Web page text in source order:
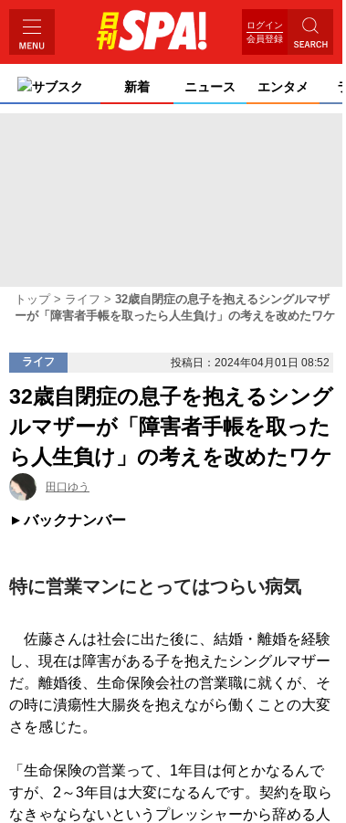
ログイン
会員登録
サブスク 新着 ニュース エンタメ
トップ ライフ
32歳自閉症の息子を抱えるシングルマザ
ーが「障害者手帳を取ったら人生負け」の考えを改めたワケ
ライフ 投稿日：2024年04月01日 08:52
32歳自閉症の息子を抱えるシング
ルマザーが「障害者手帳を取った
ら人生負け」の考えを改めたワケ
田口ゆう
バックナンバー
特に営業マンにとってはつらい病気
佐藤さんは社会に出た後に、結婚・離婚を経験
し、現在は障害がある子を抱えたシングルマザー
だ。離婚後、生命保険会社の営業職に就くが、そ
の時に潰瘍性大腸炎を抱えながら働くことの大変
さを感じた。
「生命保険の営業って、1年目は何とかなるんで
すが、2～3年目は大変になるんです。契約を取ら
なきゃならないというプレッシャーから辞める人